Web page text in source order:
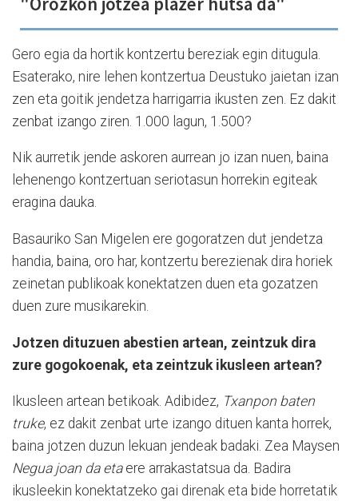
Gero egia da hortik kontzertu bereziak egin ditugula.
Esaterako, nire lehen kontzertua Deustuko jaietan izan
zen eta goitik jendetza harrigarria ikusten zen. Ez dakit
zenbat izango ziren. 1.000 lagun, 1.500?
Nik aurretik jende askoren aurrean jo izan nuen, baina
lehenengo kontzertuan seriotasun horrekin egiteak
eragina dauka.
Basauriko San Migelen ere gogoratzen dut jendetza
handia, baina, oro har, kontzertu berezienak dira horiek
zeinetan publikoak konektatzen duen eta gozatzen
duen zure musikarekin.
Jotzen dituzuen abestien artean, zeintzuk dira
zure gogokoenak, eta zeintzuk ikusleen artean?
Ikusleen artean betikoak. Adibidez, Txanpon baten
truke, ez dakit zenbat urte izango dituen kanta horrek,
baina jotzen duzun lekuan jendeak badaki. Zea Maysen
Negua joan da etaere arrakastatsua da. Badira
ikusleekin konektatzeko gai direnak eta bide horretatik